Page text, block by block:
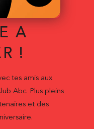
A
!
tes amis aux
Abc. Plus pleins
et des